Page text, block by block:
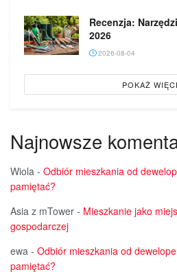
Recenzja:
2026
2026-08-04
POKAŻ
Najnowsze
Wiola - Odbiór mieszkania od
pamiętać?
Asia z mTower - Mieszkanie jako
gospodarczej
ewa - Odbiór mieszkania od
pamiętać?